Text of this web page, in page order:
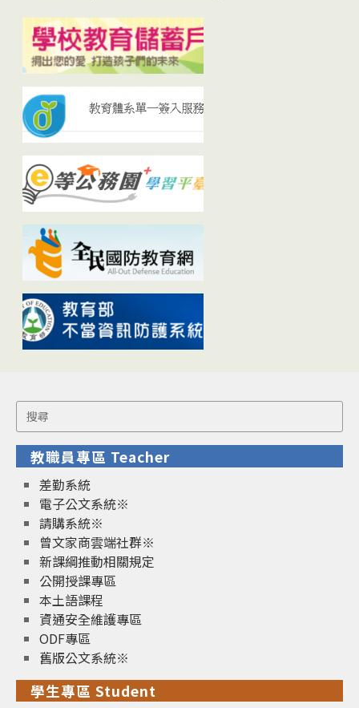
Search
for:
教職員專區 Teacher
差勤系統
電子公文系統※
請購系統※
曾文家商雲端社群※
新課綱推動相關規定
公開授課專區
本土語課程
資通安全維護專區
ODF專區
舊版公文系統※
學生專區 Student